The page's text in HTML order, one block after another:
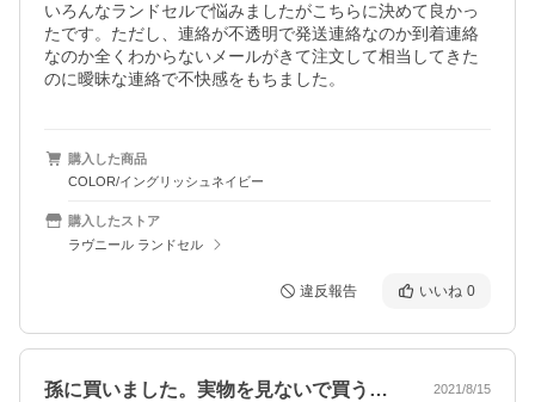
いろんなランドセルで悩みましたがこちらに決めて良かっ
たです。ただし、連絡が不透明で発送連絡なのか到着連絡
なのか全くわからないメールがきて注文して相当してきた
のに曖昧な連絡で不快感をもちました。
購入した商品
COLOR/イングリッシュネイビー
購入したストア
ラヴニール ランドセル
違反報告 いいね 0
孫に買いました。実物を見ないで買うとか… 2021/8/15